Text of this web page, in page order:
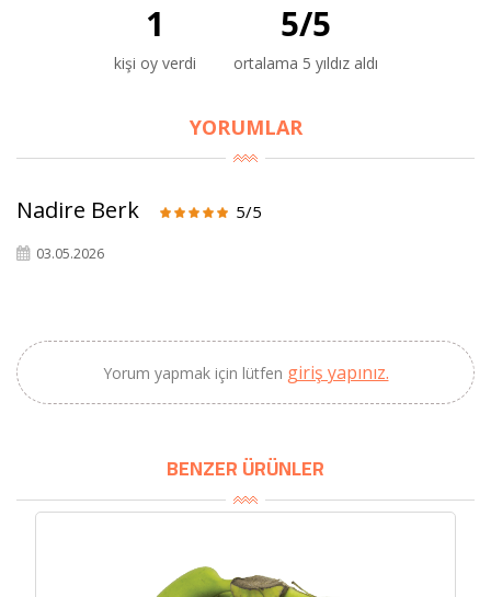
1
kişi oy verdi
5/5
ortalama 5 yıldız aldı
YORUMLAR
Nadire Berk 5/5
03.05.2026
Yorum yapmak için lütfen giriş yapınız.
BENZER ÜRÜNLER
2320,00 TL
2100,00 TL
Sızma Zeytinyağı
(2025 Yeni Hasat,
Güney Ege, 5 Litre) -